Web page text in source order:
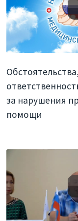
за нарушения
помощи